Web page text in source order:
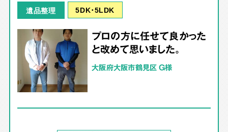
遺品整理 5DK･5LDK
プロの方に任せて良かった
と改めて思いました。
大阪府大阪市鶴見区 G様